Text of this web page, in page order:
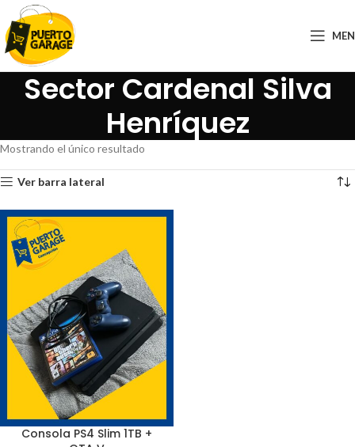
Sector Cardenal Silva
Henríquez
Mostrando el único resultado
Ver barra lateral
Consola PS4 Slim 1TB +